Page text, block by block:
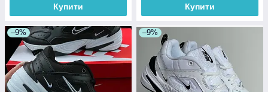
Купити Купити
–9% –9%